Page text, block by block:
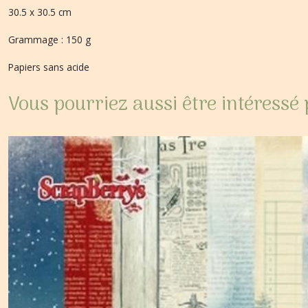
30.5 x 30.5 cm
Grammage : 150 g
Papiers sans acide
Vous pourriez aussi être intéressé